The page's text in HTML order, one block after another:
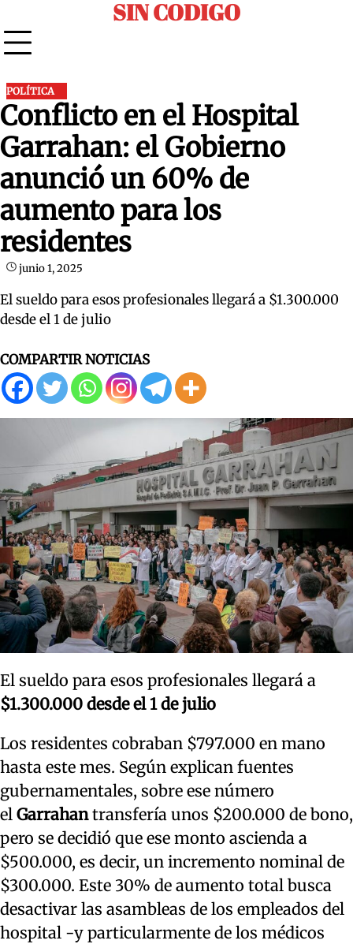
to
content
SIN CODIGO
POLÍTICA
Conflicto en el Hospital
Garrahan: el Gobierno
anunció un 60% de
aumento para los
residentes
junio 1, 2025
El sueldo para esos profesionales llegará a $1.300.000
desde el 1 de julio
COMPARTIR NOTICIAS
El sueldo para esos profesionales llegará a
$1.300.000 desde el 1 de julio
Los residentes cobraban $797.000 en mano
hasta este mes. Según explican fuentes
gubernamentales, sobre ese número
el Garrahantransfería unos $200.000 de bono,
pero se decidió que ese monto ascienda a
$500.000, es decir, un incremento nominal de
$300.000. Este 30% de aumento total busca
desactivar las asambleas de los empleados del
hospital -y particularmente de los médicos